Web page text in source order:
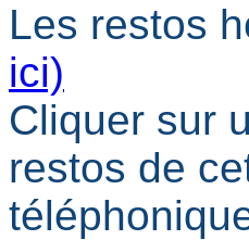
Les restos
ici)
Cliquer sur
restos de